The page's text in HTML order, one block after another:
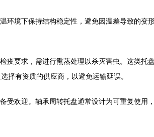
境下保持结构稳定性，避免因温差导致的变
要求，需进行熏蒸处理以杀灭害虫。这类托
择有资质的供应商，以避免运输延误。
欢迎。轴承周转托盘通常设计为可重复使用